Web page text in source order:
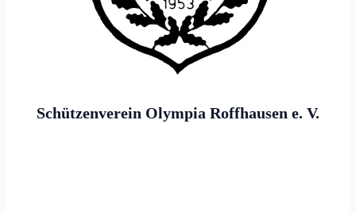
Schützenverein Olympia Roffhausen e. V.